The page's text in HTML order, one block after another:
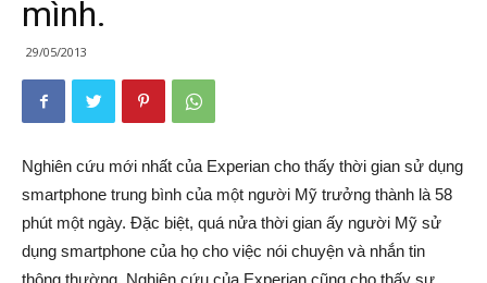
mình.
29/05/2013
Nghiên cứu mới nhất của Experian cho thấy thời gian sử dụng
smartphone trung bình của một người Mỹ trưởng thành là 58
phút một ngày. Đặc biệt, quá nửa thời gian ấy người Mỹ sử
dụng smartphone của họ cho việc nói chuyện và nhắn tin
thông thường. Nghiên cứu của Experian cũng cho thấy sự